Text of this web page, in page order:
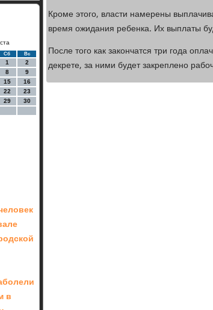
Сб Вс
1
2
8
9
15
16
22
23
29
30
в
Кроме этого, власти намерены
время ожидания ребенка. Их выплаты
После того как закончатся три года
декрете, за ними будет закреплено